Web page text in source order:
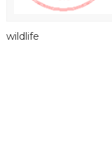
wildlife